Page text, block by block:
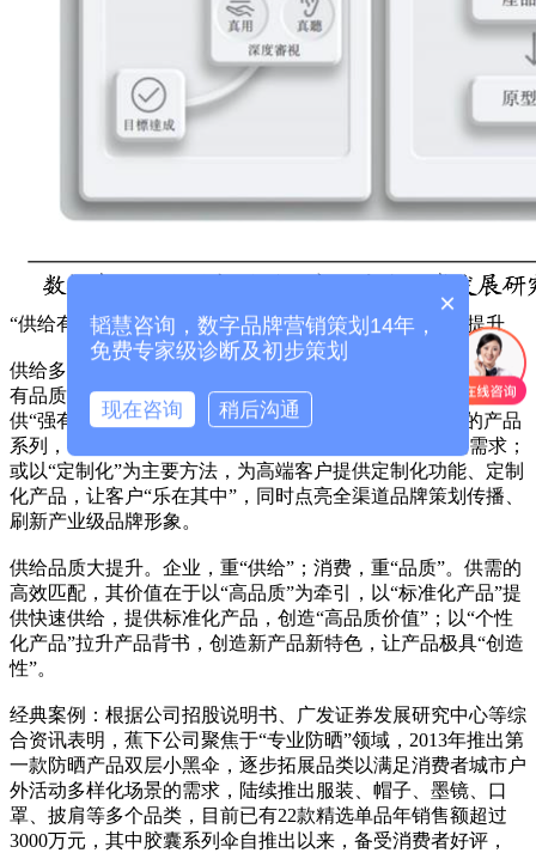
“供给有效强化”：供给多样化，有效供给；供给品质大提升
供给多样化，有效供给。有需求，自然要“有供给”；供给，要
有品质。优秀的商品，大多注重“强有力的创造”，以此提
供“强有力供给”，或以“明星产品”为切入点，引入更多的产品
系列，带入更多样化的产品，满足用户的各类生活场景需求；
或以“定制化”为主要方法，为高端客户提供定制化功能、定制
化产品，让客户“乐在其中”，同时点亮全渠道品牌策划传播、
刷新产业级品牌形象。
供给品质大提升。企业，重“供给”；消费，重“品质”。供需的
高效匹配，其价值在于以“高品质”为牵引，以“标准化产品”提
供快速供给，提供标准化产品，创造“高品质价值”；以“个性
化产品”拉升产品背书，创造新产品新特色，让产品极具“创造
性”。
经典案例：根据公司招股说明书、广发证券发展研究中心等综
合资讯表明，蕉下公司聚焦于“专业防晒”领域，2013年推出第
一款防晒产品双层小黑伞，逐步拓展品类以满足消费者城市户
外活动多样化场景的需求，陆续推出服装、帽子、墨镜、口
罩、披肩等多个品类，目前已有22款精选单品年销售额超过
3000万元，其中胶囊系列伞自推出以来，备受消费者好评，